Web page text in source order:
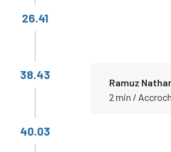
26.41
38.43
Ramuz
2 min /
40.03